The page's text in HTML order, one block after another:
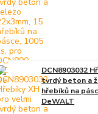
DCN8903032
tvrdý beton a
hřebíků na
DeWALT